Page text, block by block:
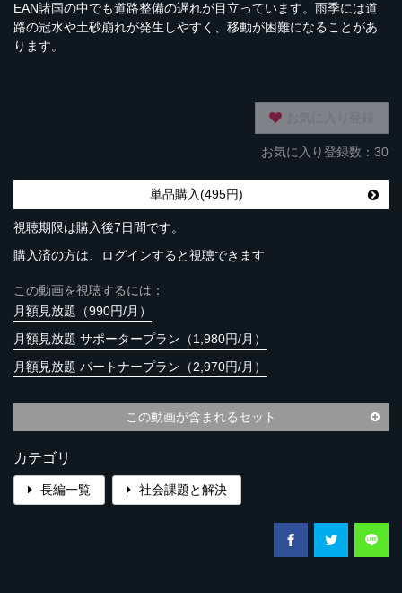
EAN諸国の中でも道路整備の遅れが目立っています。雨季には道
路の冠水や土砂崩れが発生しやすく、移動が困難になることがあ
ります。
お気に入り登録数：30
単品購入(495円)
視聴期限は購入後7日間です。
購入済の方は、ログインすると視聴できます
この動画を視聴するには：
月額見放題（990円/月）
月額見放題 サポータープラン（1,980円/月）
月額見放題 パートナープラン（2,970円/月）
この動画が含まれるセット
カテゴリ
長編一覧 社会課題と解決